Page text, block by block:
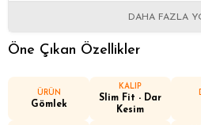
DAHA FAZLA
Öne Çıkan Özellikler
ÜRÜN
Gömlek
KALIP
Slim Fit - Dar
Kesim